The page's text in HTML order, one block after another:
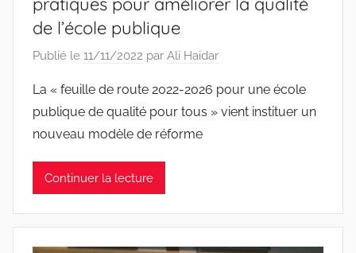
de l’école publique
Publié le 11/11/2022 par Ali Haidar
La « feuille de route 2022-2026 pour une école
publique de qualité pour tous » vient instituer un
nouveau modèle de réforme
Continuer la lecture